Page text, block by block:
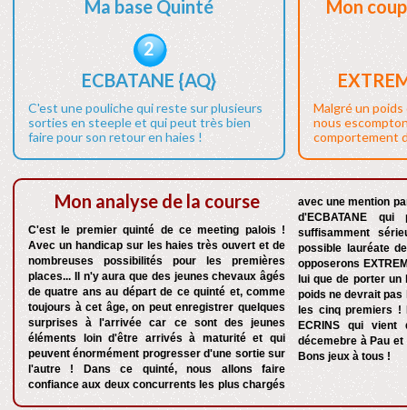
Ma base Quinté
2
ECBATANE {AQ}
C'est une pouliche qui reste sur plusieurs
sorties en steeple et qui peut très bien
faire pour son retour en haies !
Mon
Malgré un poids
nous
comportement
Mon analyse de la course
C'est le premier quinté de ce meeting palois !
Avec un handicap sur les haies très ouvert et de
nombreuses possibilités pour les premières
places... Il n'y aura que des jeunes chevaux âgés
de quatre ans au départ de ce quinté et, comme
toujours à cet âge, on peut enregistrer quelques
surprises à l'arrivée car ce sont des jeunes
éléments loin d'être arrivés à maturité et qui
peuvent énormément progresser d'une sortie sur
l'autre ! Dans ce quinté, nous allons faire
confiance aux deux concurrents les plus chargés
avec une mention
d'ECBATANE qui
suffisamment
possible lauréate
opposerons
lui que de porter
poids ne devrait
les cinq premiers !
ECRINS qui
décemebre à Pau
Bons jeux à tous !